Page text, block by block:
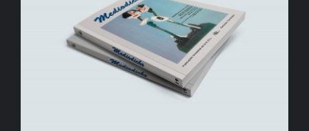
AÑADIR AL CARRITO / DETALLES